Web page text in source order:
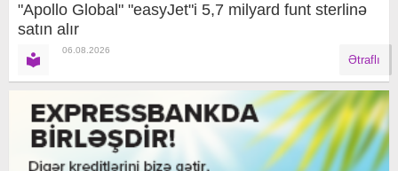
"Apollo Global" "easyJet"i 5,7 milyard funt sterlinə
satın alır
06.08.2026
Ətraflı